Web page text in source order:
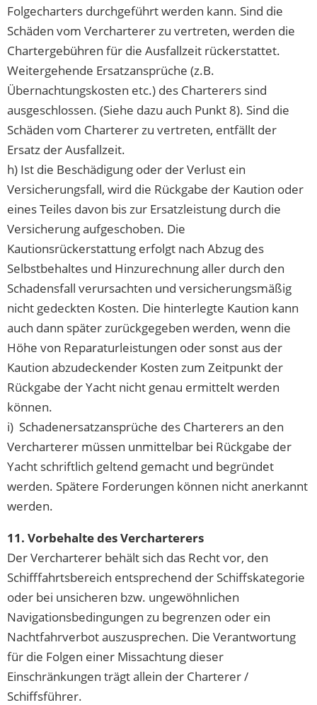
Folgecharters durchgeführt werden kann. Sind die
Schäden vom Vercharterer zu vertreten, werden die
Chartergebühren für die Ausfallzeit rückerstattet.
Weitergehende Ersatzansprüche (z.B.
Übernachtungskosten etc.) des Charterers sind
ausgeschlossen. (Siehe dazu auch Punkt 8). Sind die
Schäden vom Charterer zu vertreten, entfällt der
Ersatz der Ausfallzeit.
h) Ist die Beschädigung oder der Verlust ein
Versicherungsfall, wird die Rückgabe der Kaution oder
eines Teiles davon bis zur Ersatzleistung durch die
Versicherung aufgeschoben. Die
Kautionsrückerstattung erfolgt nach Abzug des
Selbstbehaltes und Hinzurechnung aller durch den
Schadensfall verursachten und versicherungsmäßig
nicht gedeckten Kosten. Die hinterlegte Kaution kann
auch dann später zurückgegeben werden, wenn die
Höhe von Reparaturleistungen oder sonst aus der
Kaution abzudeckender Kosten zum Zeitpunkt der
Rückgabe der Yacht nicht genau ermittelt werden
können.
i) Schadenersatzansprüche des Charterers an den
Vercharterer müssen unmittelbar bei Rückgabe der
Yacht schriftlich geltend gemacht und begründet
werden. Spätere Forderungen können nicht anerkannt
werden.
11. Vorbehalte des Vercharterers
Der Vercharterer behält sich das Recht vor, den
Schifffahrtsbereich entsprechend der Schiffskategorie
oder bei unsicheren bzw. ungewöhnlichen
Navigationsbedingungen zu begrenzen oder ein
Nachtfahrverbot auszusprechen. Die Verantwortung
für die Folgen einer Missachtung dieser
Einschränkungen trägt allein der Charterer /
Schiffsführer.